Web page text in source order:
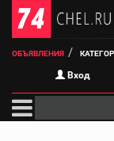
ОБЪЯВЛЕНИЯ
Вход